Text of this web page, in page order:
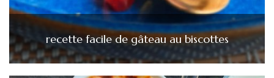
recette facile de gâteau au biscottes